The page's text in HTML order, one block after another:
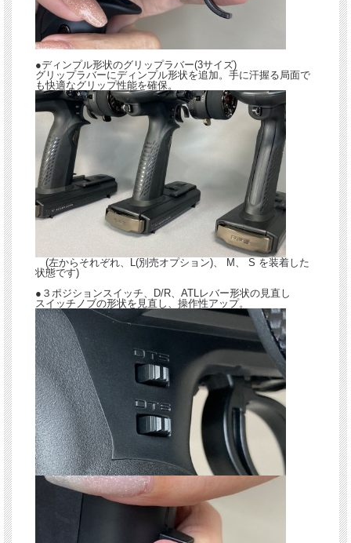
●ディンプル形状のグリップラバー(3サイズ)
グリップラバーにディンプル形状を追加。手に汗握る局面で
も快適なグリップ性能を確保。
(左からそれぞれ、L(別売オプション)、 M、 S を装着した
状態です)
●３ポジションスイッチ、D/R、ATLレバー形状の見直し
スイッチノブの形状を見直し、操作性アップ。